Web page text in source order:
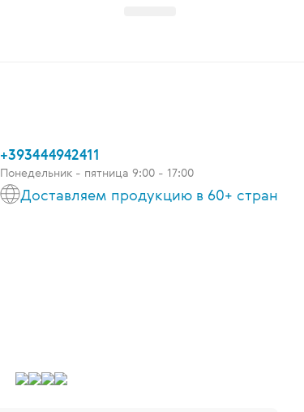
+393444942411
Понедельник - пятница 9:00 - 17:00
Доставляем продукцию в 60+ стран